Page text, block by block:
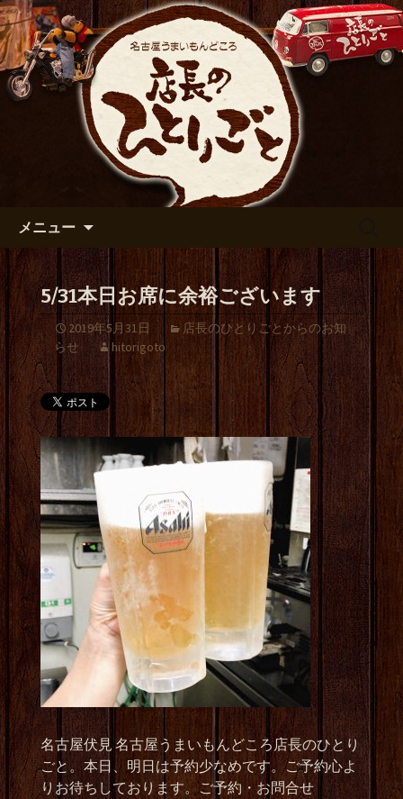
名古屋市伏見の居酒屋【店長の
ひとりごと】のブログ
出張や観光に名古屋めしがおすすめで
す
メニュー
5/31本日お席に余裕ございます
2019年5月31日
店長のひとりごとからのお知
らせ
hitorigoto
名古屋伏見 名古屋うまいもんどころ店長のひとり
ごと。本日、明日は予約少なめです。ご予約心よ
りお待ちしております。ご予約・お問合せ